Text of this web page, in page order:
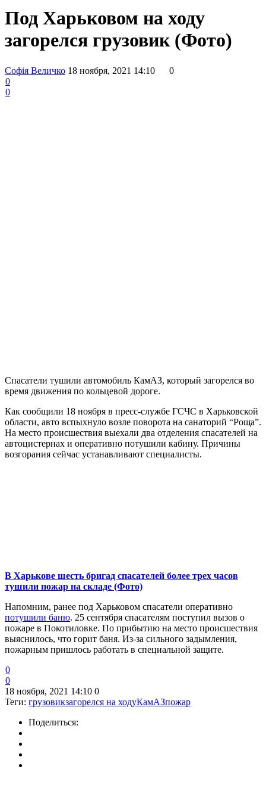
Под Харьковом на ходу
загорелся грузовик (Фото)
Софія Величко 18 ноября, 2021 14:10
0
0
0
Спасатели тушили автомобиль КамАЗ, который загорелся во
время движения по кольцевой дороге.
Как сообщили 18 ноября в пресс-службе ГСЧС в Харьковской
области, авто вспыхнуло возле поворота на санаторий “Роща”.
На место происшествия выехали два отделения спасателей на
автоцистернах и оперативно потушили кабину. Причины
возгорания сейчас устанавливают специалисты.
В Харькове шесть бригад спасателей более трех часов
тушили пожар на складе (Фото)
Напомним, ранее под Харьковом спасатели оперативно
потушили баню. 25 сентября спасателям поступил вызов о
пожаре в Покотиловке. По прибытию на место происшествия
выяснилось, что горит баня. Из-за сильного задымления,
пожарным пришлось работать в специальной защите.
0
0
18 ноября, 2021 14:10 0
Теги: грузовикзагорелся на ходуКамАЗпожар
Поделиться: